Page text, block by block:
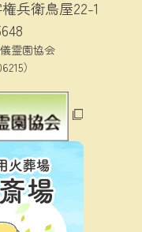
兵衛鳥屋22-1
霊園協会
）